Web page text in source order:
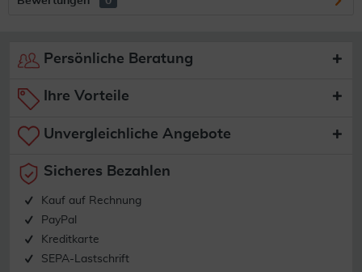
Persönliche Beratung
Ihre Vorteile
Unvergleichliche Angebote
Sicheres Bezahlen
Kauf auf Rechnung
PayPal
Kreditkarte
SEPA-Lastschrift